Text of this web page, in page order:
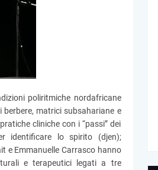
poliritmiche nordafricane
matrici subsahariane e
cliniche con i “passi” dei
identificare lo spirito (djen);
e Emmanuelle Carrasco hanno
e terapeutici legati a tre